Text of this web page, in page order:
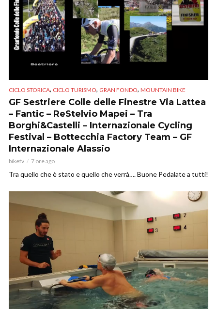
CICLO STORICA, CICLO TURISMO, GRAN FONDO, MOUNTAIN BIKE
GF Sestriere Colle delle Finestre Via Lattea
– Fantic – ReStelvio Mapei – Tra
Borghi&Castelli – Internazionale Cycling
Festival – Bottecchia Factory Team – GF
Internazionale Alassio
biketv 7 ore ago
Tra quello che è stato e quello che verrà…. Buone Pedalate a tutti!